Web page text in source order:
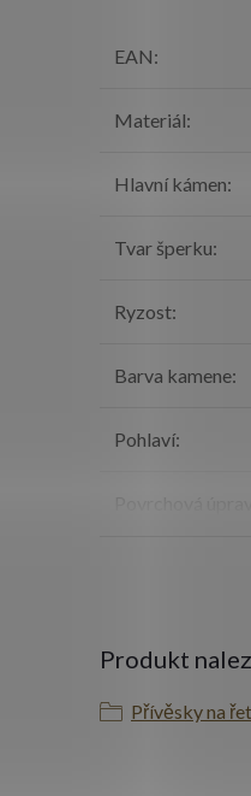
EAN:
Materiál:
Hlavní kámen:
Tvar šperku:
Ryzost:
Barva kamene:
Pohlaví:
Produkt
Přívěsky na